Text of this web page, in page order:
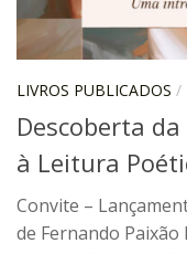
Wikimedia e
LABIEB
Sobre o LABIEB
Convenios
Eventos
Núcleos de
LIVROS PUBLICADOS /
Descoberta
à Leitura
Convite –
de Fernando Paixão